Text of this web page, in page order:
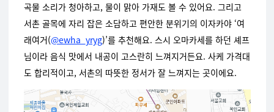
곡물 소리가 청아하고, 물이 맑아 가재도 볼 수 있어요. 그리고
서촌 골목에 자리 잡은 소담하고 편안한 분위기의 이자카야 ‘여
래여거(@ewha_yryg)’를 추천해요. 스시 오마카세를 하던 셰프
님이라 음식 맛에서 내공이 고스란히 느껴지거든요. 사케 가격대
도 합리적이고, 서촌의 따뜻한 정서가 잘 느껴지는 곳이에요.